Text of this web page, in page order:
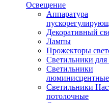
Освещение
Аппаратура
Декоративный
Лампы
Прожекторы
Светильники для
Светильники
люминисцентные
Светильники
потолочные